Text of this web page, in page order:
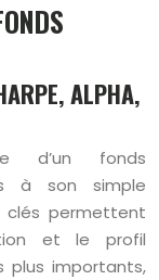
ALPHA,
d’un fonds
à son simple
clés permettent
et le profil
plus importants,